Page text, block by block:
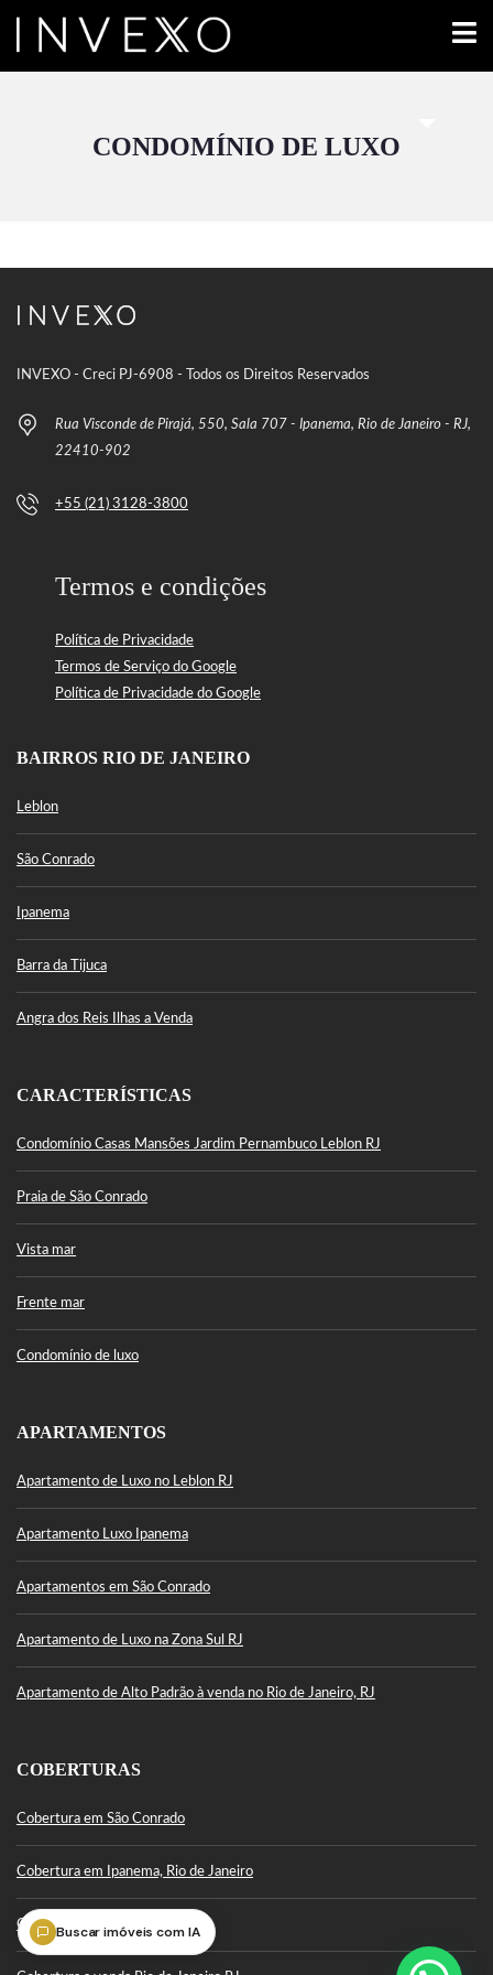
CONDOMÍNIO DE LUXO
INVEXO - Creci PJ-6908 - Todos os Direitos Reservados
Rua Visconde de Pirajá, 550, Sala 707 - Ipanema, Rio de Janeiro - RJ,
22410-902
+55 (21) 3128-3800
Termos e condições
Política de Privacidade
Termos de Serviço do Google
Política de Privacidade do Google
BAIRROS RIO DE JANEIRO
Leblon
São Conrado
Ipanema
Barra da Tijuca
Angra dos Reis Ilhas a Venda
CARACTERÍSTICAS
Condomínio Casas Mansões Jardim Pernambuco Leblon RJ
Praia de São Conrado
Vista mar
Frente mar
Condomínio de luxo
APARTAMENTOS
Apartamento de Luxo no Leblon RJ
Apartamento Luxo Ipanema
Apartamentos em São Conrado
Apartamento de Luxo na Zona Sul RJ
Apartamento de Alto Padrão à venda no Rio de Janeiro, RJ
COBERTURAS
Cobertura em São Conrado
Cobertura em Ipanema, Rio de Janeiro
Cobertura Leblon
Buscar imóveis com IA